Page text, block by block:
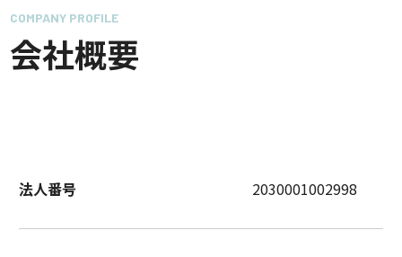
COMPANY PROFILE
会社概要
法人番号 2030001002998